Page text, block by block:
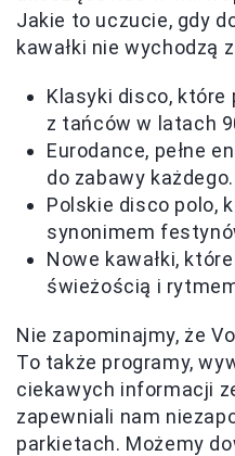
Jakie to uczucie, gdy
kawałki nie wychodzą
Klasyki disco, które
z tańców w latach
Eurodance, pełne
do zabawy każdego.
Polskie disco polo,
synonimem
Nowe kawałki,
świeżością i
Nie zapominajmy, że
To także programy,
ciekawych informacji
zapewniali nam
parkietach. Możemy